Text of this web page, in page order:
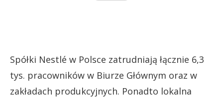
Spółki Nestlé w Polsce zatrudniają łącznie 6,3
tys. pracowników w Biurze Głównym oraz w
zakładach produkcyjnych. Ponadto lokalna